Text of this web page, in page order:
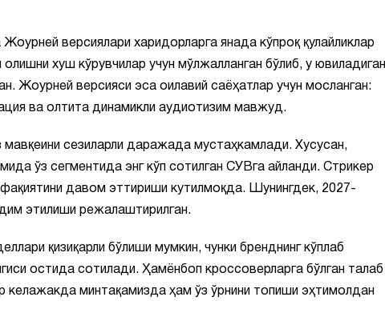
версиялари харидорларга янада кўпроқ қулайликлар
хуш кўрувчилар учун мўлжалланган бўлиб, у ювиладиган
Жоурней версияси эса оилавий саёҳатлар учун мосланган:
ва олтита динамикли аудиотизим мавжуд.
сезиларли даражада мустаҳкамлади. Хусусан,
ўз сегментида энг кўп сотилган СУВга айланди. Стрикер
давом эттириши кутилмоқда. Шунингдек, 2027-
этилиши режалаштирилган.
қизиқарли бўлиши мумкин, чунки бренднинг кўплаб
остида сотилади. Ҳамёнбоп кроссоверларга бўлган талаб
келажакда минтақамизда ҳам ўз ўрнини топиши эҳтимолдан